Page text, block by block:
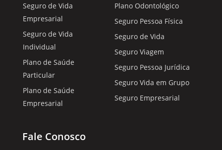
Seguro de Vida
Empresarial
Seguro de Vida
Individual
Plano de Saúde
Particular
Plano de Saúde
Empresarial
Plano Odontológico
Seguro Pessoa Física
Seguro de Vida
Seguro Viagem
Seguro Pessoa Jurídica
Seguro Vida em Grupo
Seguro Empresarial
Fale Conosco